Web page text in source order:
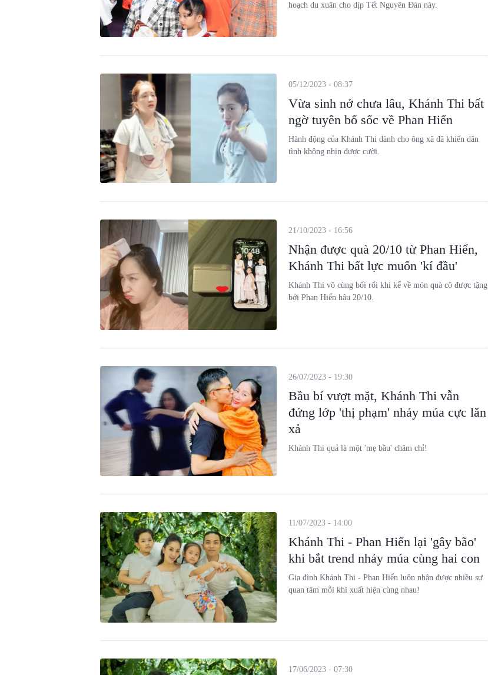
hoạch du xuân cho dịp Tết Nguyên Đán này.
Vừa sinh nở chưa lâu, Khánh Thi bất
ngờ tuyên bố sốc về Phan Hiển
05/12/2023 - 08:37
Hành động của Khánh Thi dành cho ông xã đã khiến dân
tình không nhịn được cười.
Nhận được quà 20/10 từ Phan Hiển,
Khánh Thi bất lực muốn 'kí đầu'
21/10/2023 - 16:56
Khánh Thi vô cùng bối rối khi kể về món quà cô được tặng
bởi Phan Hiển hậu 20/10.
Bầu bí vượt mặt, Khánh Thi vẫn
đứng lớp 'thị phạm' nhảy múa cực lăn
xả
26/07/2023 - 19:30
Khánh Thi quả là một 'mẹ bầu' chăm chỉ!
Khánh Thi - Phan Hiển lại 'gây bão'
khi bắt trend nhảy múa cùng hai con
11/07/2023 - 14:00
Gia đình Khánh Thi - Phan Hiển luôn nhận được nhiều sự
quan tâm mỗi khi xuất hiện cùng nhau!
17/06/2023 - 07:30